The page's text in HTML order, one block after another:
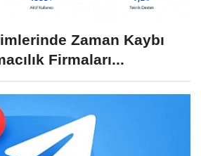
Zaman Kaybı
Firmaları...